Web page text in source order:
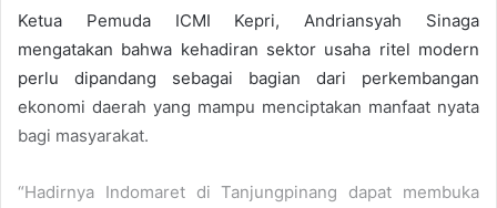
Ketua Pemuda ICMI Kepri, Andriansyah Sinaga
mengatakan bahwa kehadiran sektor usaha ritel modern
perlu dipandang sebagai bagian dari perkembangan
ekonomi daerah yang mampu menciptakan manfaat nyata
bagi masyarakat.
“Hadirnya Indomaret di Tanjungpinang dapat membuka